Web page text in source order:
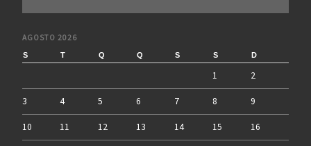
AGOSTO 2026
S T Q Q S S D
1 2
3 4 5 6 7 8 9
10 11 12 13 14 15 16